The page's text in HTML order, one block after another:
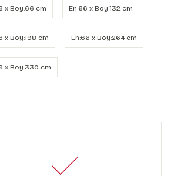
x Boy:66 cm En:66 x Boy:132 cm
x Boy:198 cm En:66 x Boy:264 cm
x Boy:330 cm